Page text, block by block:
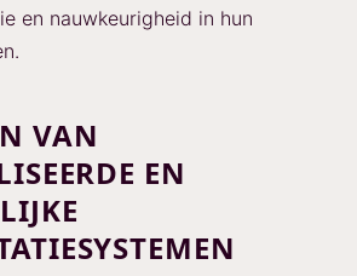
en nauwkeurigheid in hun
VAN
EN